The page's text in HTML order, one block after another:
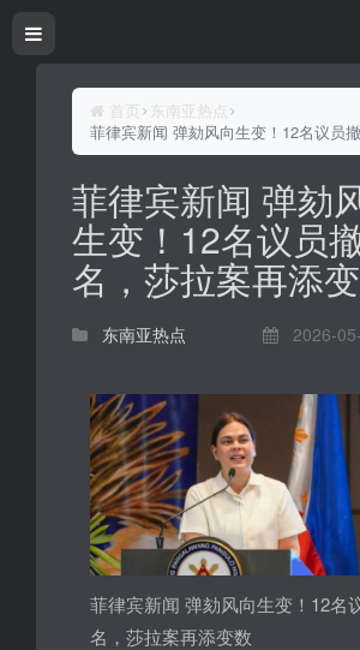
首页
东南亚热点
菲律宾新闻 弹劾风向生变！12名议员
菲律宾新闻 弹劾
生变！12名议员
名，莎拉案再添
东南亚热点 2026-
菲律宾新闻 弹劾风向生变！12名
名，莎拉案再添变数